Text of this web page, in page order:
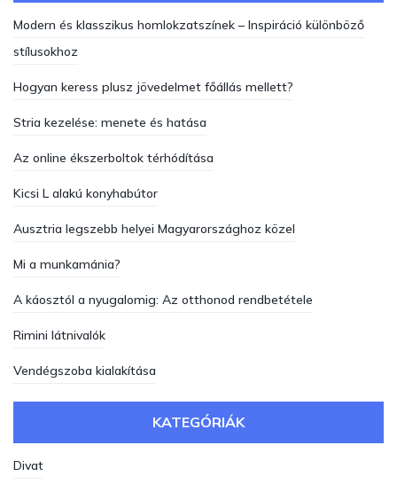
Modern és klasszikus homlokzatszínek – Inspiráció különböző
stílusokhoz
Hogyan keress plusz jövedelmet főállás mellett?
Stria kezelése: menete és hatása
Az online ékszerboltok térhódítása
Kicsi L alakú konyhabútor
Ausztria legszebb helyei Magyarországhoz közel
Mi a munkamánia?
A káosztól a nyugalomig: Az otthonod rendbetétele
Rimini látnivalók
Vendégszoba kialakítása
KATEGÓRIÁK
Divat